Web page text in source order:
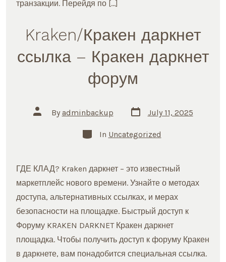
транзакции. Перейдя по […]
Kraken/Кракен даркнет
ссылка – Кракен даркнет
форум
Post
author
By adminbackup
Post
date
July 11, 2025
Categories
In Uncategorized
ГДЕ КЛАД? Kraken даркнет – это известный
маркетплейс нового времени. Узнайте о методах
доступа, альтернативных ссылках, и мерах
безопасности на площадке. Быстрый доступ к
Форуму KRAKEN DARKNET Кракен даркнет
площадка. Чтобы получить доступ к форуму Кракен
в даркнете, вам понадобится специальная ссылка.